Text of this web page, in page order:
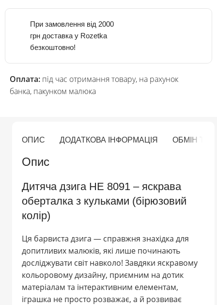
При замовлення від 2000
грн доставка у Rozetka
безкоштовно!
Оплата: під час отримання товару, на рахунок
банка, пакунком малюка
ОПИС ДОДАТКОВА ІНФОРМАЦІЯ ОБМІН ТА
Опис
Дитяча дзига HE 8091 – яскрава
оберталка з кульками (бірюзовий
колір)
Ця барвиста дзига — справжня знахідка для
допитливих малюків, які лише починають
досліджувати світ навколо! Завдяки яскравому
кольоровому дизайну, приємним на дотик
матеріалам та інтерактивним елементам,
іграшка не просто розважає, а й розвиває